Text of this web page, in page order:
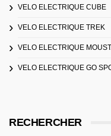
VELO ELECTRIQUE CUBE
VELO ELECTRIQUE TREK
VELO ELECTRIQUE
VELO ELECTRIQUE GO
RECHERCHER